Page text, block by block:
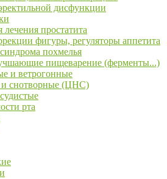
дисфункции
лечения простатита
фигуры, регуляторы аппетита
похмелья
пищеварение (ферменты...)
и ветрогонные
и снотворные (ЦНС)
рта